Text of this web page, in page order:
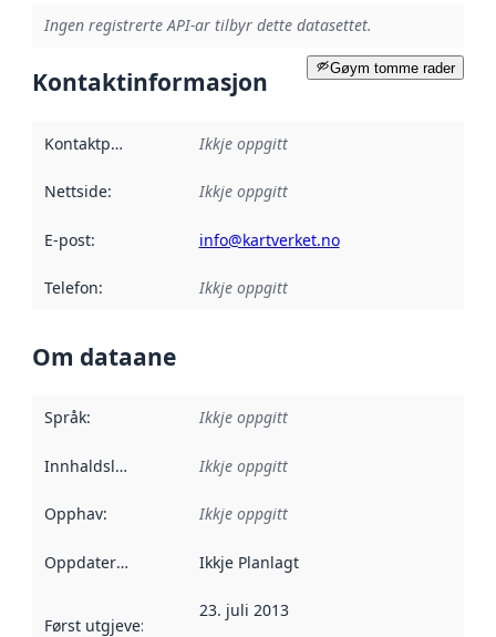
Ingen registrerte API-ar tilbyr dette datasettet.
Gøym tomme rader
Kontaktinformasjon
Kontaktpunkt Ikkje oppgitt
Nettside: Ikkje oppgitt
E-post: info@kartverket.no
Telefon: Ikkje oppgitt
Om dataane
Språk: Ikkje oppgitt
Innhaldsleverandørar :
Ikkje oppgitt
Opphav: Ikkje oppgitt
Oppdateringsfrekvens :
Ikkje Planlagt
Først utgjeve: Denne datoen seier når dataa i dette
23. juli 2013